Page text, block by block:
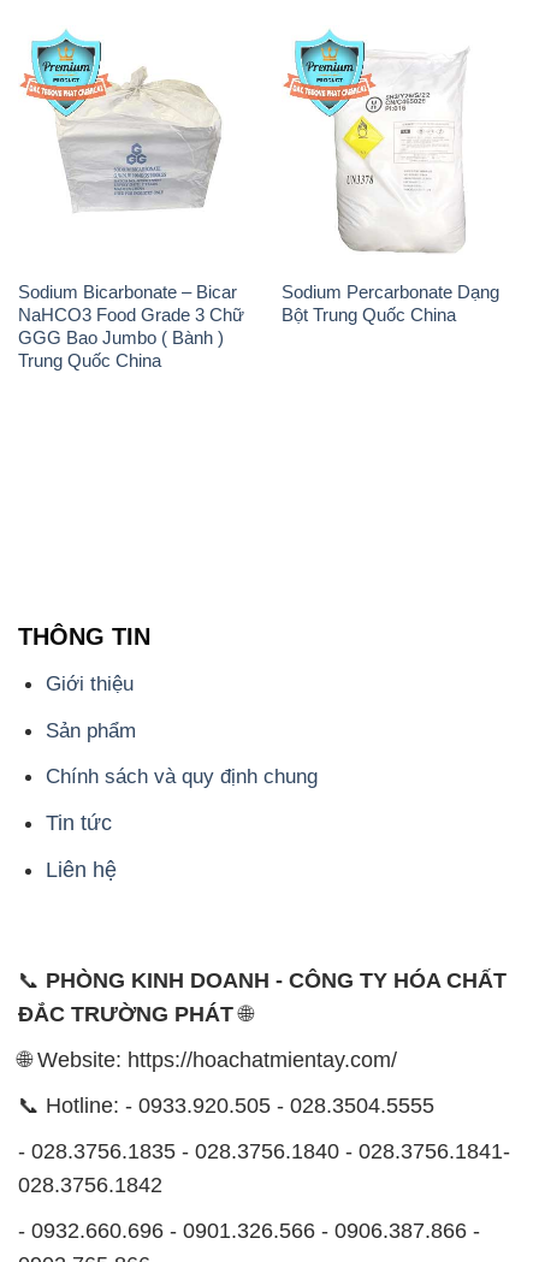
Sodium Bicarbonate – Bicar
NaHCO3 Food Grade 3 Chữ
GGG Bao Jumbo ( Bành )
Trung Quốc China
Sodium Percarbonate Dạng
Bột Trung Quốc China
Chính sách và quy định chung
Tin tức
Liên hệ
📞
PHÒNG KINH DOANH - CÔNG TY HÓA CHẤT
ĐẮC TRƯỜNG PHÁT
- 028.3756.1835 - 028.3756.1840 - 028.3756.1841-
0902.765.866
📧 Email: hoachat@dactruongphat.vn
ĐỊA CHỈ